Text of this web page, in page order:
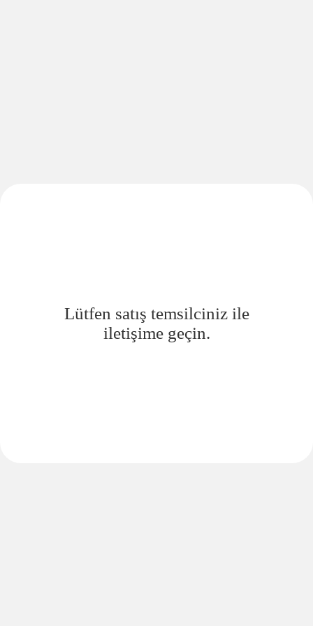
Lütfen satış temsilciniz ile
iletişime geçin.